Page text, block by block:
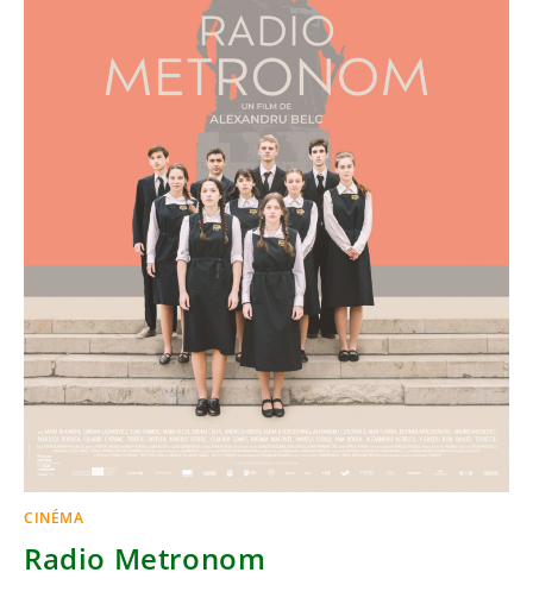
CINÉMA
Radio Metronom